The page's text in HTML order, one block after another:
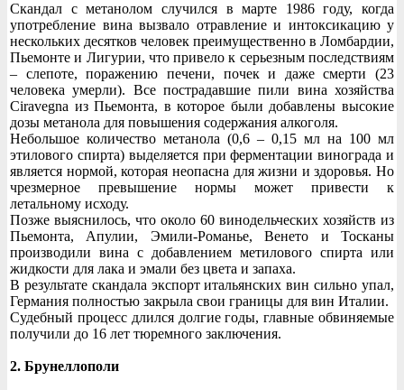
Скандал с метанолом случился в марте 1986 году, когда
употребление вина вызвало отравление и интоксикацию у
нескольких десятков человек преимущественно в Ломбардии,
Пьемонте и Лигурии, что привело к серьезным последствиям
– слепоте, поражению печени, почек и даже смерти (23
человека умерли). Все пострадавшие пили вина хозяйства
Ciravegna из Пьемонта, в которое были добавлены высокие
дозы метанола для повышения содержания алкоголя.
Небольшое количество метанола (0,6 – 0,15 мл на 100 мл
этилового спирта) выделяется при ферментации винограда и
является нормой, которая неопасна для жизни и здоровья. Но
чрезмерное превышение нормы может привести к
летальному исходу.
Позже выяснилось, что около 60 винодельческих хозяйств из
Пьемонта, Апулии, Эмили-Романье, Венето и Тосканы
производили вина с добавлением метилового спирта или
жидкости для лака и эмали без цвета и запаха.
В результате скандала экспорт итальянских вин сильно упал,
Германия полностью закрыла свои границы для вин Италии.
Судебный процесс длился долгие годы, главные обвиняемые
получили до 16 лет тюремного заключения.
2. Брунеллополи